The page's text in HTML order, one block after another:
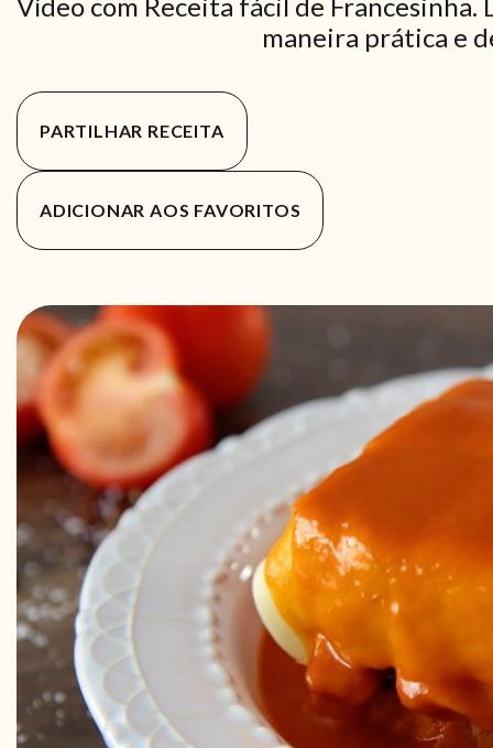
maneira prática e
PARTILHAR RECEITA
ADICIONAR AOS FAVORITOS